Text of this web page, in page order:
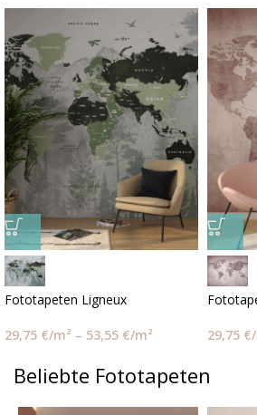
Fototapeten Ligneux
29,75 €/m² – 53,55 €/m² 29,75 €
Beliebte Fototapeten